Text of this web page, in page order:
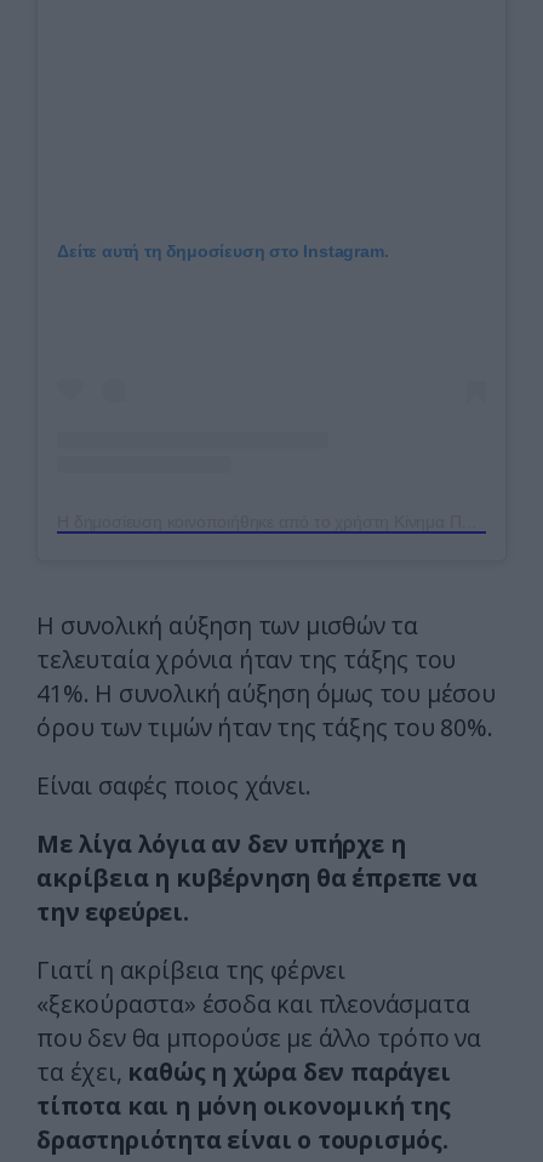
Δείτε αυτή τη δημοσίευση στο Instagram.
Η συνολική αύξηση των μισθών τα
τελευταία χρόνια ήταν της τάξης του
41%. Η συνολική αύξηση όμως του μέσου
όρου των τιμών ήταν της τάξης του 80%.
Είναι σαφές ποιος χάνει.
Με λίγα λόγια αν δεν υπήρχε η
ακρίβεια η κυβέρνηση θα έπρεπε να
την εφεύρει.
Γιατί η ακρίβεια της φέρνει
«ξεκούραστα» έσοδα και πλεονάσματα
που δεν θα μπορούσε με άλλο τρόπο να
τα έχει, καθώς η χώρα δεν παράγει
τίποτα και η μόνη οικονομική της
δραστηριότητα είναι ο τουρισμός.